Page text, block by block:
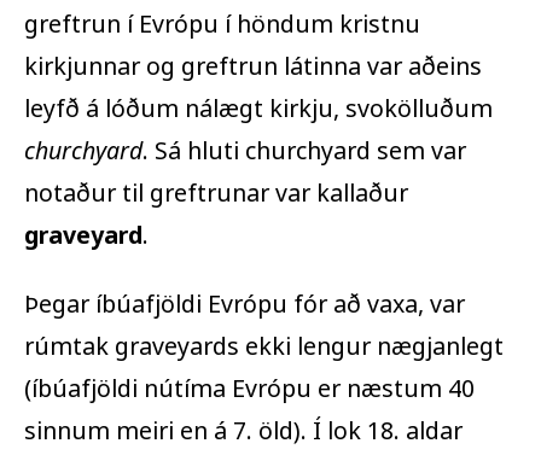
greftrun í Evrópu í höndum kristnu
kirkjunnar og greftrun látinna var aðeins
leyfð á lóðum nálægt kirkju, svokölluðum
churchyard. Sá hluti churchyard sem var
notaður til greftrunar var kallaður
graveyard.
Þegar íbúafjöldi Evrópu fór að vaxa, var
rúmtak graveyards ekki lengur nægjanlegt
(íbúafjöldi nútíma Evrópu er næstum 40
sinnum meiri en á 7. öld). Í lok 18. aldar